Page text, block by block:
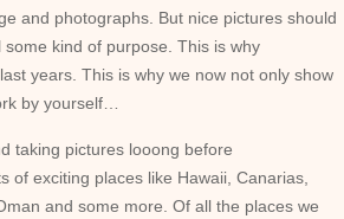
and photographs. But nice pictures should
kind of purpose. This is why
years. This is why we now not only show
by yourself…
taking pictures looong before
of exciting places like Hawaii, Canarias,
and some more. Of all the places we